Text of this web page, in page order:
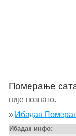
Померање
није познато.
» Ибадан
Ибадан инфо: